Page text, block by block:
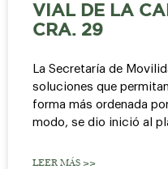
VIAL DE LA
CRA. 29
La Secretaría de
soluciones que
forma más ordenada
modo, se dio inició al
LEER MÁS >>